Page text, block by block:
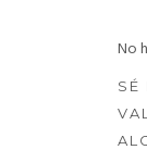
No
SÉ